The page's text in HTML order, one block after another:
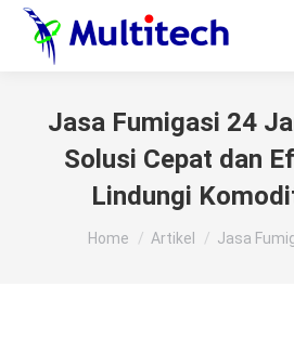
Jasa Fumigasi 24
Solusi Cepat dan
Lindungi
You are here:
Home Artikel Jasa